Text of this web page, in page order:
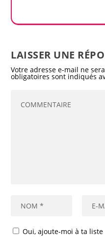
LAISSER UNE
Votre adresse e-mail ne
obligatoires sont indiqués
Oui, ajoute-moi à ta